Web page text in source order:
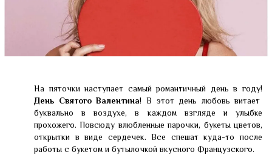
На пяточки наступает самый романтичный день в году!
День Святого Валентина! В этот день любовь витает
буквально в воздухе, в каждом взгляде и улыбке
прохожего. Повсюду влюбленные парочки, букеты цветов,
открытки в виде сердечек. Все спешат куда-то после
работы с букетом и бутылочкой вкусного Французского.